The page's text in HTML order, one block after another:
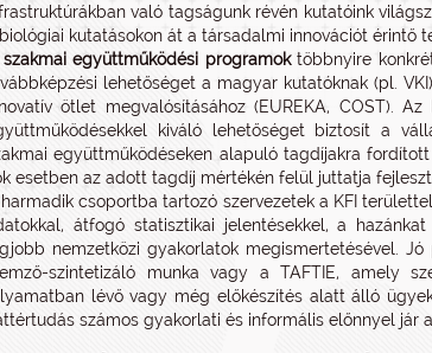
való tagságunk révén kutatóink
kutatásokon át a társadalmi innovációt érintő
szakmai együttműködési programoktöbbnyire
lehetőséget a magyar kutatóknak (pl.
ötlet megvalósításához (EUREKA, COST).
kiváló lehetőséget biztosít a
együttműködéseken alapuló tagdíjakra
esetben az adott tagdíj mértékén felül juttatja
csoportba tartozó szervezetek a KFI
átfogó statisztikai jelentésekkel, a
nemzetközi gyakorlatok megismertetésével.
szintetizáló munka vagy a TAFTIE, amely
lévő vagy még előkészítés alatt álló
számos gyakorlati és informális előnnyel jár